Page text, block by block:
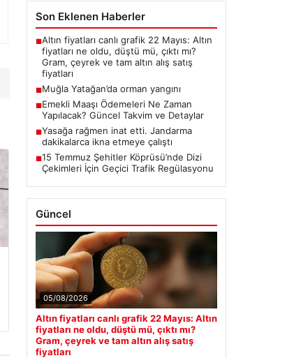
Son Eklenen Haberler
■Altın fiyatları canlı grafik 22 Mayıs: Altın
fiyatları ne oldu, düştü mü, çıktı mı?
Gram, çeyrek ve tam altın alış satış
fiyatları
■Muğla Yatağan’da orman yangını
■Emekli Maaşı Ödemeleri Ne Zaman
Yapılacak? Güncel Takvim ve Detaylar
■Yasağa rağmen inat etti. Jandarma
dakikalarca ikna etmeye çalıştı
■15 Temmuz Şehitler Köprüsü’nde Dizi
Çekimleri İçin Geçici Trafik Regülasyonu
Güncel
05/08/2026
Altın fiyatları canlı grafik 22 Mayıs: Altın
fiyatları ne oldu, düştü mü, çıktı mı?
Gram, çeyrek ve tam altın alış satış
fiyatları